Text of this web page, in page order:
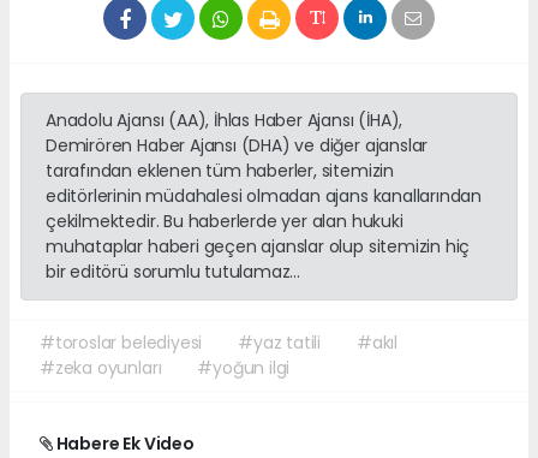
Anadolu Ajansı (AA), İhlas Haber Ajansı (İHA),
Demirören Haber Ajansı (DHA) ve diğer ajanslar
tarafından eklenen tüm haberler, sitemizin
editörlerinin müdahalesi olmadan ajans kanallarından
çekilmektedir. Bu haberlerde yer alan hukuki
muhataplar haberi geçen ajanslar olup sitemizin hiç
bir editörü sorumlu tutulamaz...
#toroslar belediyesi #yaz tatili
#akıl
#zeka oyunları
#yoğun ilgi
Habere Ek Video